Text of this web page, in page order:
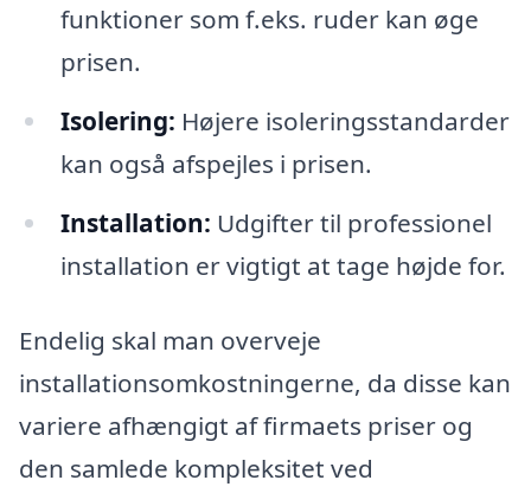
funktioner som f.eks. ruder kan øge
prisen.
Isolering: Højere isoleringsstandarder
kan også afspejles i prisen.
Installation: Udgifter til professionel
installation er vigtigt at tage højde for.
Endelig skal man overveje
installationsomkostningerne, da disse kan
variere afhængigt af firmaets priser og
den samlede kompleksitet ved